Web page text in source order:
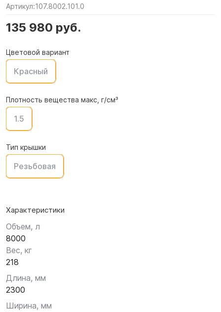
Артикул:107.8002.101.0
135 980 руб.
Цветовой вариант
Красный
Плотность вещества макс, г/см³
1.5
Тип крышки
Резьбовая
Характеристики
Объем, л
8000
Вес, кг
218
Длина, мм
2300
Ширина, мм